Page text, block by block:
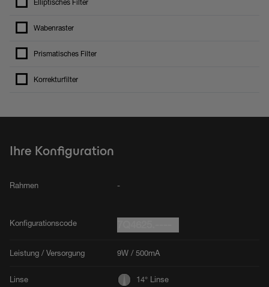
Elliptisches Filter
Wabenraster
Prismatisches Filter
Korrekturfilter
Ihre Konfiguration
Rahmen -
Konfigurationscode
Leistung / Versorgung 9W / 500mA
Linse 14° Linse